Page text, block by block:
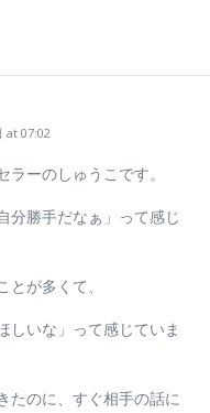
at 07:02
ーのしゅうこです。
分勝手だなぁ」って感じ
が多くて、
しいな」って感じていま
たのに、すぐ相手の話に